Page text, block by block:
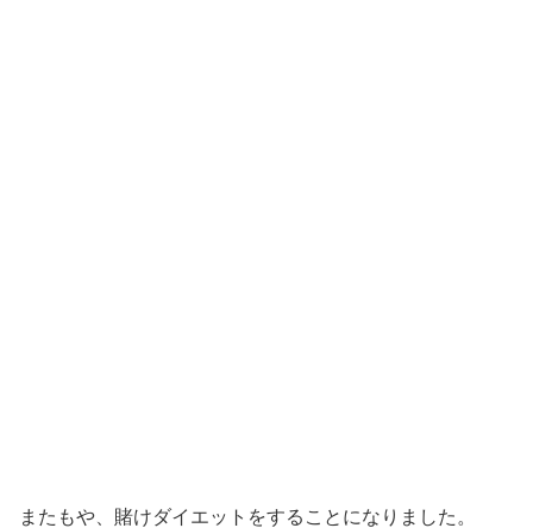
またもや、賭けダイエットをすることになりました。